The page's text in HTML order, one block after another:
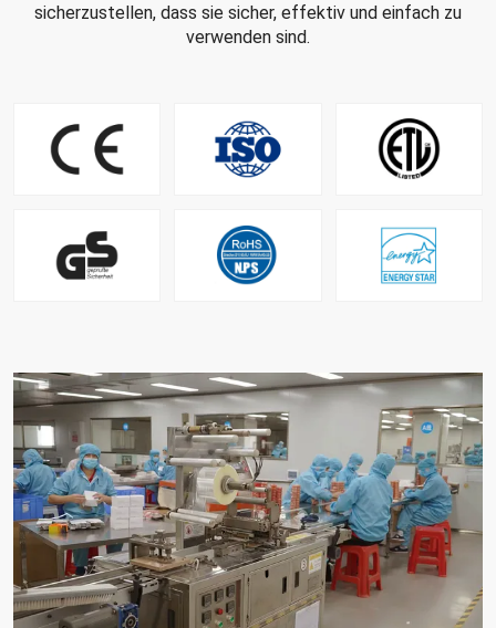
sicherzustellen, dass sie sicher, effektiv und einfach zu
verwenden sind.